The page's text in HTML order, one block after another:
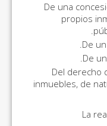
De una
propios
Del derecho
inmuebles, de
La